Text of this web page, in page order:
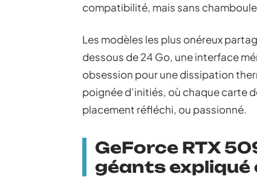
compatibilité, mais sans
Les modèles les plus onéreux
dessous de 24 Go, une interface
obsession pour une dissipation
poignée d’initiés, où chaque carte
placement réfléchi, ou passionné.
GeForce RTX
géants expliqué